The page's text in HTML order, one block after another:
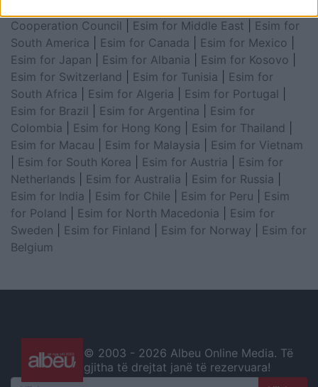
Cooperation Council
Esim for Middle East
Esim for
South America
Esim for Canada Esim for Mexico
Esim for Japan
Esim for Albania Esim for Kosovo
Esim for Switzerland
Esim for Tunisia
Esim for
South Africa
Esim for Algeria Esim for Portugal
Esim for Brazil
Esim for Argentina
Esim for
Colombia
Esim for Hong Kong Esim for Thailand
Esim for Macau
Esim for Malaysia
Esim for Vietnam
Esim for South Korea Esim for Austria
Esim for
Netherlands
Esim for Australia Esim for Russia
Esim for India
Esim for Chile Esim for Peru
Esim
for Poland
Esim for North Macedonia
Esim for
Sweden
Esim for Finland Esim for Norway
Esim for
Belgium
© 2003 - 2026 Albeu Online Media. Të
gjitha të drejtat janë të rezervuara!